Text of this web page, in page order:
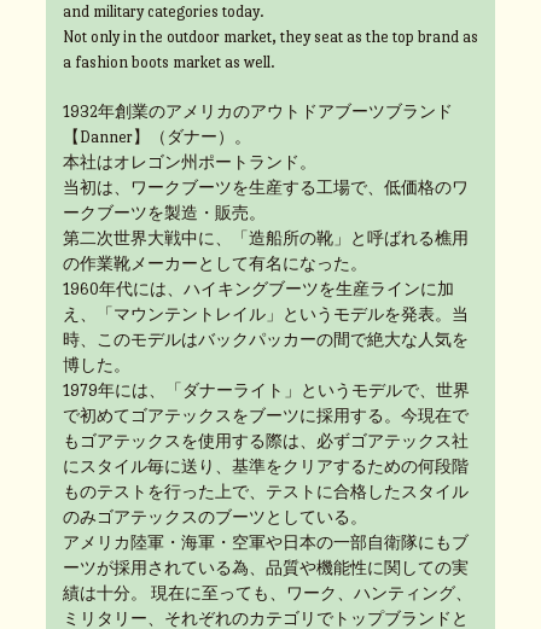
and military categories today.
Not only in the outdoor market, they seat as the top brand as
a fashion boots market as well.
1932年創業のアメリカのアウトドアブーツブランド
【Danner】（ダナー）。
本社はオレゴン州ポートランド。
当初は、ワークブーツを生産する工場で、低価格のワ
ークブーツを製造・販売。
第二次世界大戦中に、「造船所の靴」と呼ばれる樵用
の作業靴メーカーとして有名になった。
1960年代には、ハイキングブーツを生産ラインに加
え、「マウンテントレイル」というモデルを発表。当
時、このモデルはバックパッカーの間で絶大な人気を
博した。
1979年には、「ダナーライト」というモデルで、世界
で初めてゴアテックスをブーツに採用する。今現在で
もゴアテックスを使用する際は、必ずゴアテックス社
にスタイル毎に送り、基準をクリアするための何段階
ものテストを行った上で、テストに合格したスタイル
のみゴアテックスのブーツとしている。
アメリカ陸軍・海軍・空軍や日本の一部自衛隊にもブ
ーツが採用されている為、品質や機能性に関しての実
績は十分。 現在に至っても、ワーク、ハンティング、
ミリタリー、それぞれのカテゴリでトップブランドと